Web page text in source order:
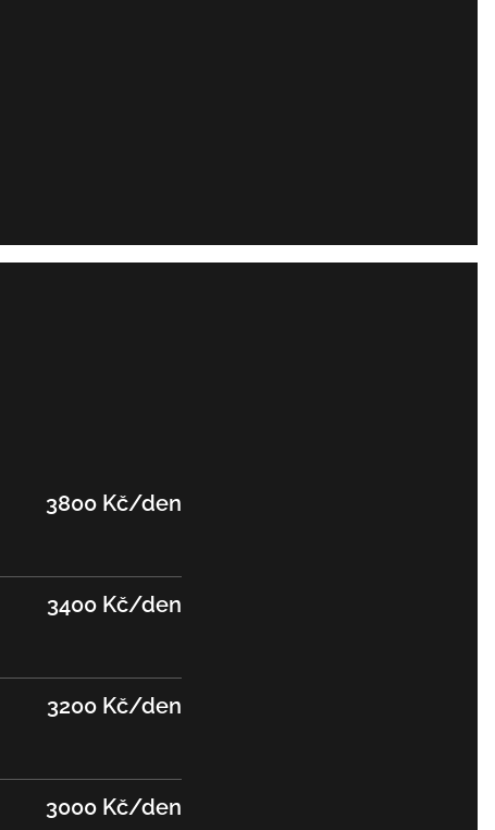
3800 Kč/den
3400 Kč/den
3200 Kč/den
3000 Kč/den